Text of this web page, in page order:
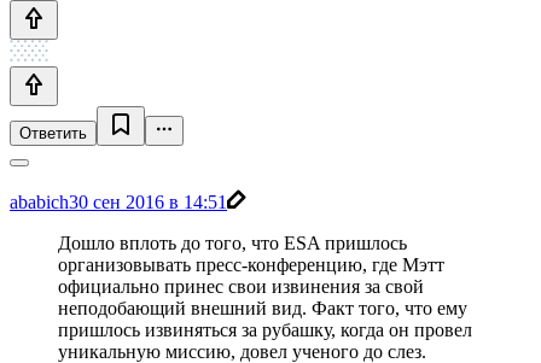
Ответить
ababich30 сен 2016 в 14:51
Дошло вплоть до того, что ESA пришлось
организовывать пресс-конференцию, где Мэтт
официально принес свои извинения за свой
неподобающий внешний вид. Факт того, что ему
пришлось извиняться за рубашку, когда он провел
уникальную миссию, довел ученого до слез.